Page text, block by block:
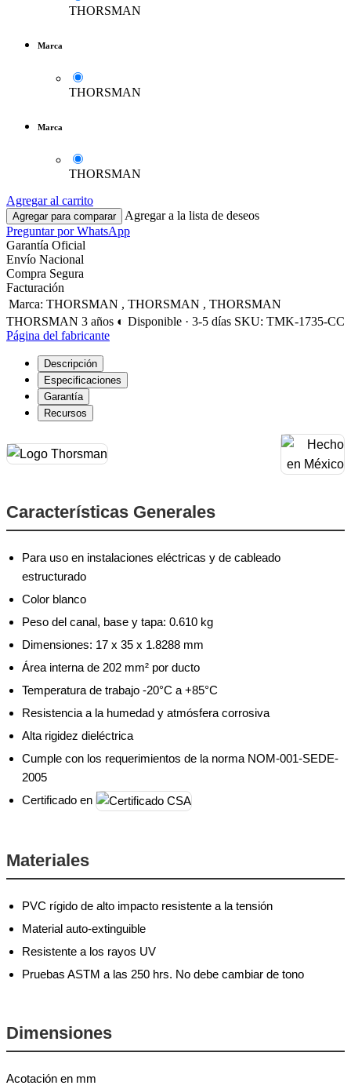
THORSMAN
Marca
THORSMAN
Marca
THORSMAN
Agregar al carrito
Agregar para comparar
Agregar a la lista de deseos
Preguntar por WhatsApp
Garantía Oficial
Envío Nacional
Compra Segura
Facturación
Marca: THORSMAN , THORSMAN , THORSMAN
THORSMAN 3 años ◐ Disponible · 3-5 días SKU: TMK-1735-CC
Página del fabricante
Descripción
Especificaciones
Garantía
Recursos
Características Generales
Para uso en instalaciones eléctricas y de cableado
estructurado
Color blanco
Peso del canal, base y tapa: 0.610 kg
Dimensiones: 17 x 35 x 1.8288 mm
Área interna de 202 mm² por ducto
Temperatura de trabajo -20°C a +85°C
Resistencia a la humedad y atmósfera corrosiva
Alta rigidez dieléctrica
Cumple con los requerimientos de la norma NOM-001-SEDE-
2005
Certificado en
Materiales
PVC rígido de alto impacto resistente a la tensión
Material auto-extinguible
Resistente a los rayos UV
Pruebas ASTM a las 250 hrs. No debe cambiar de tono
Dimensiones
Acotación en mm